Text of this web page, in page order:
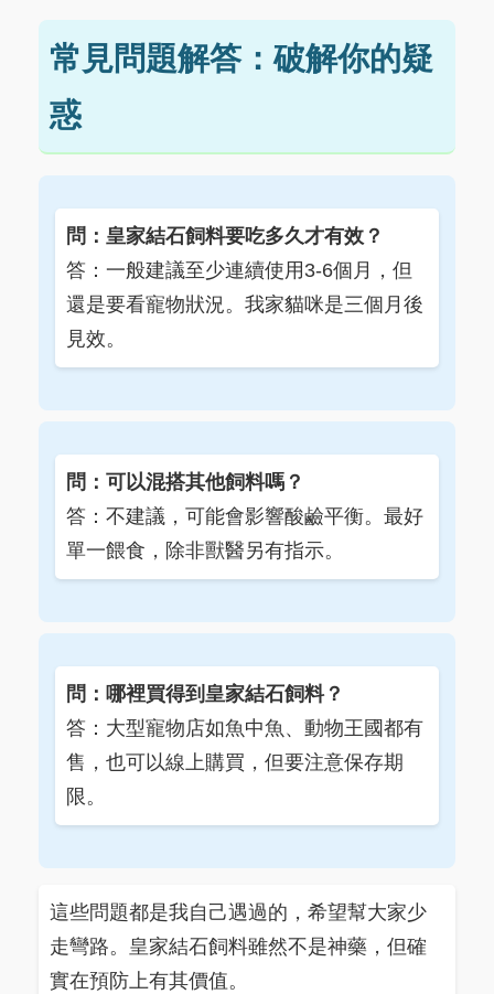
常見問題解答：破解你的疑
惑
問：皇家結石飼料要吃多久才有效？
答：一般建議至少連續使用3-6個月，但
還是要看寵物狀況。我家貓咪是三個月後
見效。
問：可以混搭其他飼料嗎？
答：不建議，可能會影響酸鹼平衡。最好
單一餵食，除非獸醫另有指示。
問：哪裡買得到皇家結石飼料？
答：大型寵物店如魚中魚、動物王國都有
售，也可以線上購買，但要注意保存期
限。
這些問題都是我自己遇過的，希望幫大家少
走彎路。皇家結石飼料雖然不是神藥，但確
實在預防上有其價值。